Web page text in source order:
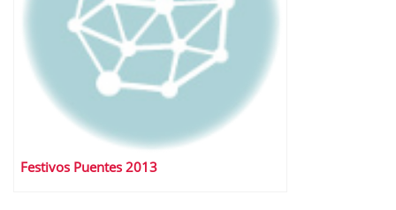
Festivos Puentes 2013